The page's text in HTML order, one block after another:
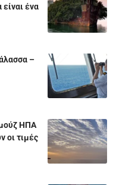
ένα
–
ΗΠΑ
οι τιμές